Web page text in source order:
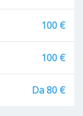
100 €
100 €
Da 80 €